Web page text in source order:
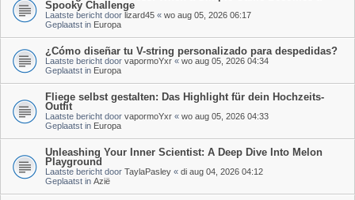
Spooky Challenge
Laatste bericht door lizard45 « wo aug 05, 2026 06:17
Geplaatst in Europa
¿Cómo diseñar tu V-string personalizado para despedidas?
Laatste bericht door vapormoYxr « wo aug 05, 2026 04:34
Geplaatst in Europa
Fliege selbst gestalten: Das Highlight für dein Hochzeits-
Outfit
Laatste bericht door vapormoYxr « wo aug 05, 2026 04:33
Geplaatst in Europa
Unleashing Your Inner Scientist: A Deep Dive Into Melon
Playground
Laatste bericht door TaylaPasley « di aug 04, 2026 04:12
Geplaatst in Azië